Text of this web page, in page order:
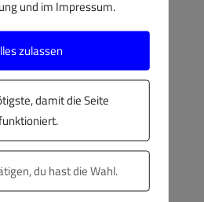
und im Impressum.
zulassen
damit die Seite
du hast die Wahl.